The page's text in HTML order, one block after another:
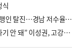
식
열흘째 폭염특보 속 행인 탈진…경남 저수율 평년의 절반
“전임 정책 무작정 파기 안 돼” 이성권, 고강도 ‘전재수 견제’ 예고